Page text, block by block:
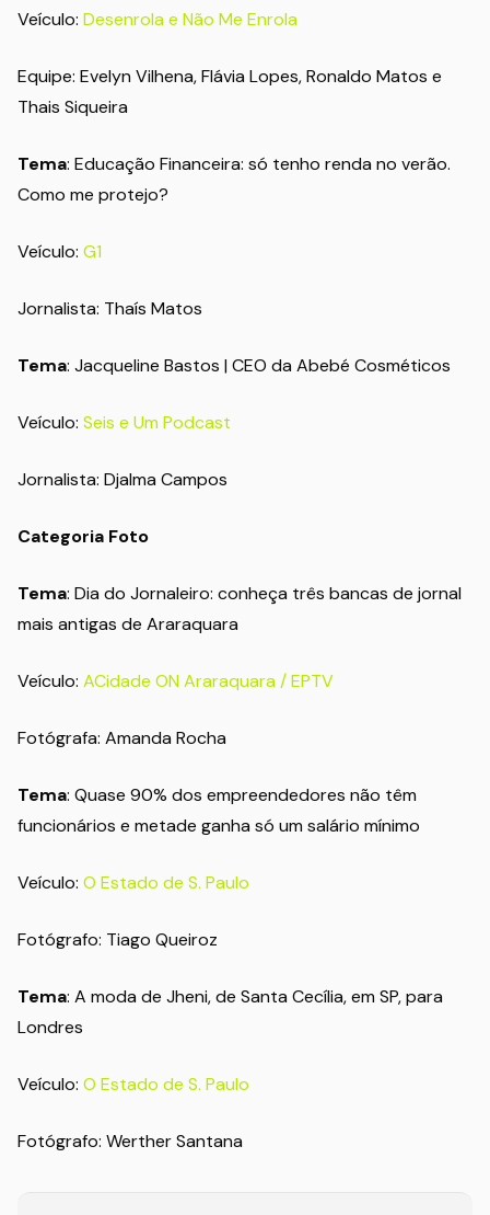
Veículo: Desenrola e Não Me Enrola
Equipe: Evelyn Vilhena, Flávia Lopes, Ronaldo Matos e
Thais Siqueira
Tema: Educação Financeira: só tenho renda no verão.
Como me protejo?
Veículo: G1
Jornalista: Thaís Matos
Tema: Jacqueline Bastos | CEO da Abebé Cosméticos
Veículo: Seis e Um Podcast
Jornalista: Djalma Campos
Categoria Foto
Tema: Dia do Jornaleiro: conheça três bancas de jornal
mais antigas de Araraquara
Veículo: ACidade ON Araraquara / EPTV
Fotógrafa: Amanda Rocha
Tema: Quase 90% dos empreendedores não têm
funcionários e metade ganha só um salário mínimo
Veículo: O Estado de S. Paulo
Fotógrafo: Tiago Queiroz
Tema: A moda de Jheni, de Santa Cecília, em SP, para
Londres
Veículo: O Estado de S. Paulo
Fotógrafo: Werther Santana